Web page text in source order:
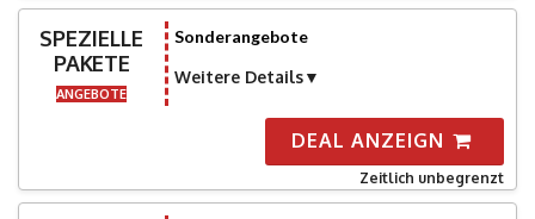
SPEZIELLE
PAKETE
ANGEBOTE
Sonderangebote
Weitere Details
DEAL ANZEIGN
Zeitlich unbegrenzt